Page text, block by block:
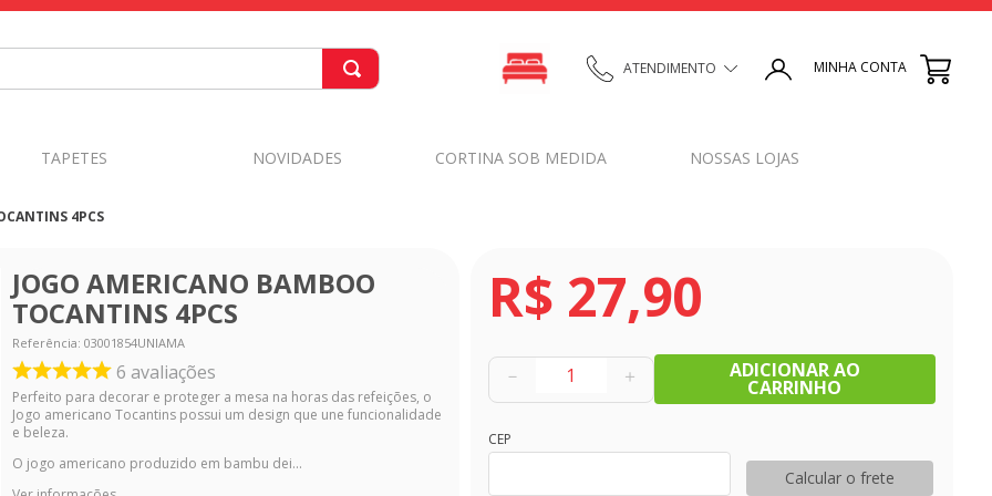
ATENDIMENTO MINHA CONTA
TAPETES NOVIDADES CORTINA SOB MEDIDA NOSSAS LOJAS
4PCS
JOGO AMERICANO BAMBOO
TOCANTINS 4PCS
Referência:03001854UNIAMA
6 avaliações
Perfeito para decorar e proteger a mesa na horas das refeições, o
Jogo americano Tocantins possui um design que une funcionalidade
e beleza.
O jogo americano produzido em bambu dei...
R$ 27,90
＋
－ ADICIONAR AO
CARRINHO
CEP
Calcular o frete